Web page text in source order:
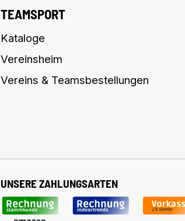
TEAMSPORT
Kataloge
Vereinsheim
Vereins & Teamsbestellungen
UNSERE ZAHLUNGSARTEN